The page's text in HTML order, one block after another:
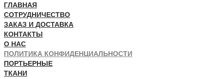
ГЛАВНАЯ
СОТРУДНИЧЕСТВО
ЗАКАЗ И ДОСТАВКА
КОНТАКТЫ
О НАС
ПОЛИТИКА КОНФИДЕНЦИАЛЬНОСТИ
ПОРТЬЕРНЫЕ
ТКАНИ